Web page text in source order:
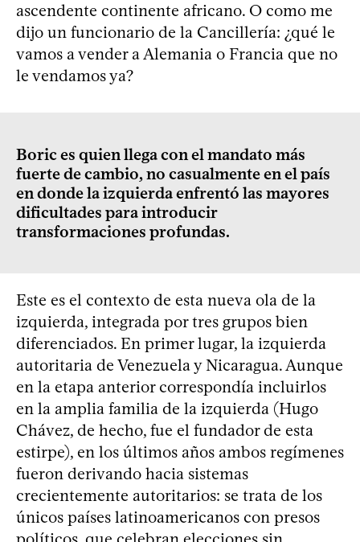
ascendente continente africano. O como me
dijo un funcionario de la Cancillería: ¿qué le
vamos a vender a Alemania o Francia que no
le vendamos ya?
Boric es quien llega con el mandato más
fuerte de cambio, no casualmente en el país
en donde la izquierda enfrentó las mayores
dificultades para introducir
transformaciones profundas.
Este es el contexto de esta nueva ola de la
izquierda, integrada por tres grupos bien
diferenciados. En primer lugar, la izquierda
autoritaria de Venezuela y Nicaragua. Aunque
en la etapa anterior correspondía incluirlos
en la amplia familia de la izquierda (Hugo
Chávez, de hecho, fue el fundador de esta
estirpe), en los últimos años ambos regímenes
fueron derivando hacia sistemas
crecientemente autoritarios: se trata de los
únicos países latinoamericanos con presos